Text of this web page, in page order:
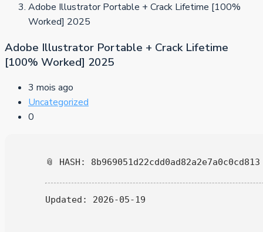
Adobe Illustrator Portable + Crack Lifetime [100%
Worked] 2025
Adobe Illustrator Portable + Crack Lifetime
[100% Worked] 2025
3 mois ago
Uncategorized
0
📎 HASH: 8b969051d22cdd0ad82a2e7a0c0cd813
Updated: 2026-05-19